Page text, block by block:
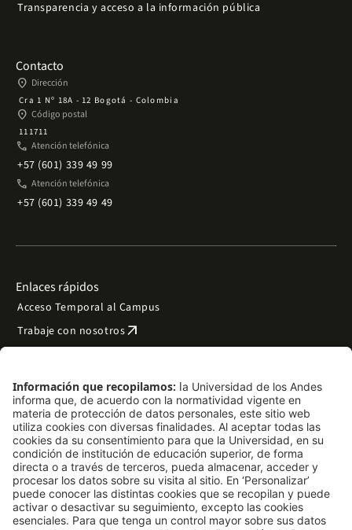
Transparencia y acceso a la información pública
Contacto
place Dirección
Cra 1 Nº 18A - 12 Bogotá - Colombia
place Código postal
111711
phone Atención telefónica
+57 (601) 339 49 99
phone Atención telefónica
+57 (601) 339 49 49
Enlaces rápidos
Acceso Temporal al Campus
Trabaje con nosotrosarrow_outward
Preguntas frecuentes
Filantropía y donacionesarrow_outward
Mapa del sitio arrow_outward
Síguenos
LinkedIn